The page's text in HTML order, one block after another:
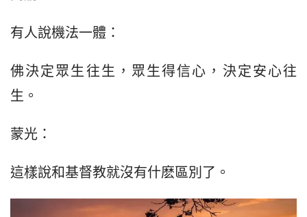
有人說機法一體：
佛決定眾生往生，眾生得信心，決定安心往
生。
蒙光：
這樣說和基督教就沒有什麽區別了。